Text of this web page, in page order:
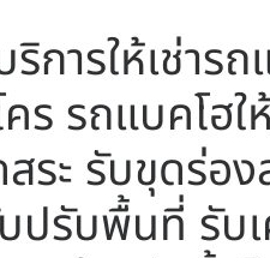
การให้เช่าร
ร รถแบคโฮ
ระ รับขุดร่อ
ปรับพื้นที่ รับ